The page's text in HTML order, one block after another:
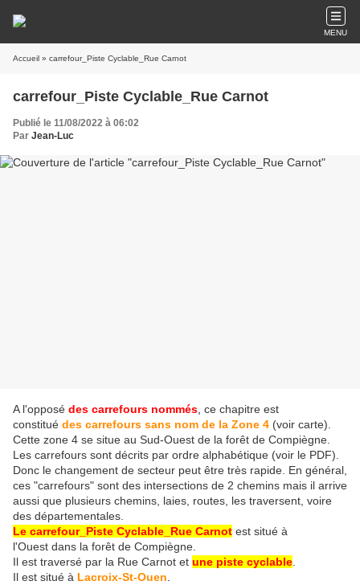
MENU
Accueil » carrefour_Piste Cyclable_Rue Carnot
carrefour_Piste Cyclable_Rue Carnot
Publié le 11/08/2022 à 06:02
Par Jean-Luc
A l'opposé des carrefours nommés ce chapitre est
constitué des carrefours sans nom de la Zone 4 (voir carte)
Cette zone 4 se situe au Sud-Ouest de la forêt de Compiègne.
Les carrefours sont décrits par ordre alphabétique (voir le PDF).
Donc le changement de secteur peut être très rapide. En général,
ces "carrefours" sont des intersections de 2 chemins mais il arrive
aussi que plusieurs chemins, laies, routes, les traversent, voire
des départementales.
Le carrefour_Piste Cyclable_Rue Carnot est situé à
l'Ouest dans la forêt de Compiègne.
Il est traversé par la Rue Carnot et une piste cyclable
Il est situé à Lacroix-St-Ouen